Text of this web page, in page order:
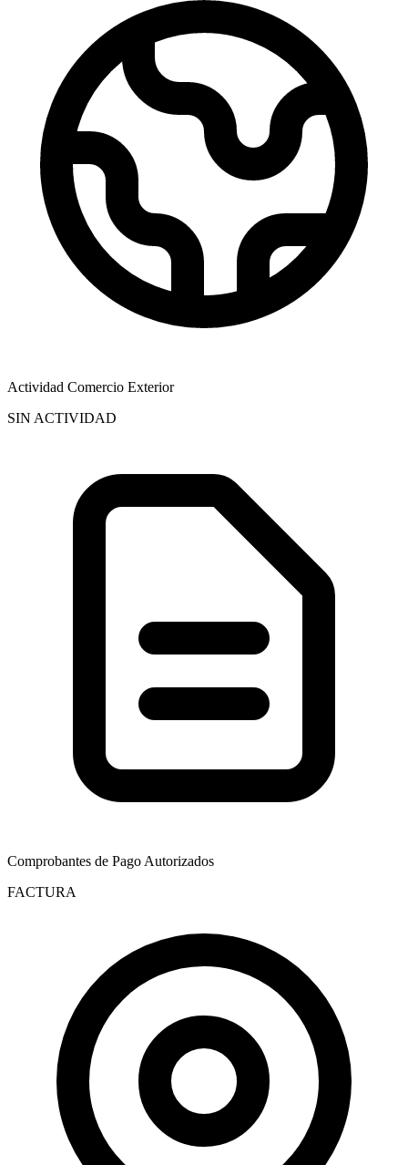
Actividad Comercio Exterior
SIN ACTIVIDAD
Comprobantes de Pago Autorizados
FACTURA